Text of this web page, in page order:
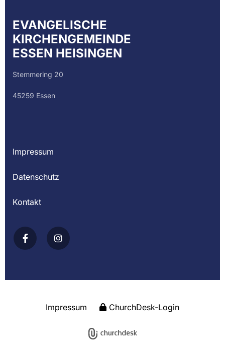
EVANGELISCHE
KIRCHENGEMEINDE
ESSEN HEISINGEN
Stemmering 20
45259 Essen
Impressum
Datenschutz
Kontakt
Impressum ChurchDesk-Login